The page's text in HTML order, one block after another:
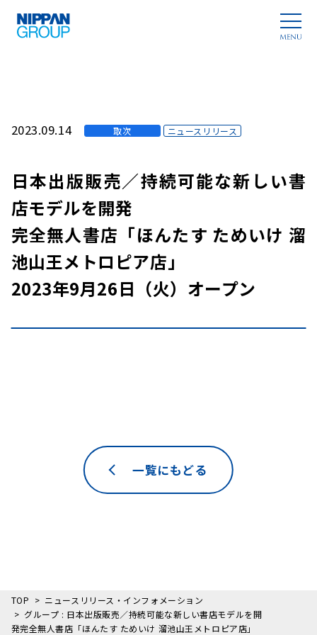
2023.09.14 取次 ニュースリリース
日本出版販売／持続可能な新しい書
店モデルを開発
完全無人書店「ほんたす ためいけ 溜
池山王メトロピア店」
2023年9月26日（火）オープン
一覧にもどる
TOP
ニュースリリース・インフォメーション
グループ : 日本出版販売／持続可能な新しい書店モデルを開
発完全無人書店「ほんたす ためいけ 溜池山王メトロピア店」